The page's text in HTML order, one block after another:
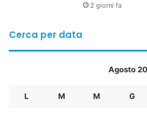
2 giorni fa
Cerca per data
Agosto
L M M G